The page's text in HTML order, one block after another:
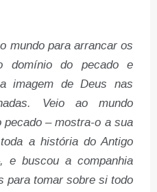
mundo para arrancar os
domínio do pecado e
imagem de Deus nas
Veio ao mundo
pecado – mostra-o a sua
a história do Antigo
e buscou a companhia
para tomar sobre si todo